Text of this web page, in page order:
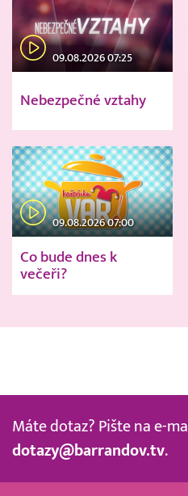
09.08.2026 07:25
Nebezpečné vztahy
09.08.2026 07:00
Co bude dnes k
večeři?
Máte dotaz? Pište na e-
dotazy@barrandov.tv.